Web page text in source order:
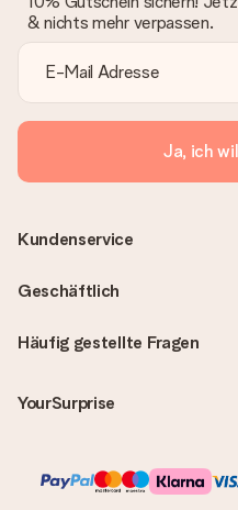
& nichts mehr verpassen.
Ja, ich
Häufig gestellte Fragen
YourSurprise
Kundenservice
Geschäftlich